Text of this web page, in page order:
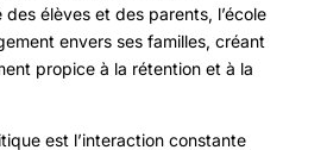
élèves et des parents, l’école
envers ses familles, créant
propice à la rétention et à la
est l’interaction constante